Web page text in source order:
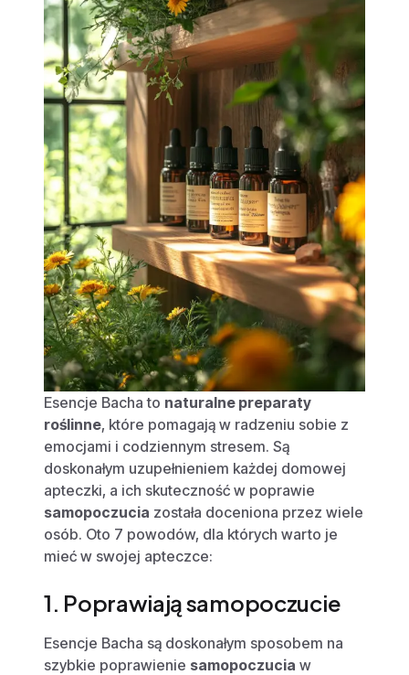
Esencje Bacha to naturalne preparaty
roślinne, które pomagają w radzeniu sobie z
emocjami i codziennym stresem. Są
doskonałym uzupełnieniem każdej domowej
apteczki, a ich skuteczność w poprawie
samopoczucia została doceniona przez wiele
osób. Oto 7 powodów, dla których warto je
mieć w swojej apteczce:
1. Poprawiają samopoczucie
Esencje Bacha są doskonałym sposobem na
szybkie poprawienie samopoczucia w